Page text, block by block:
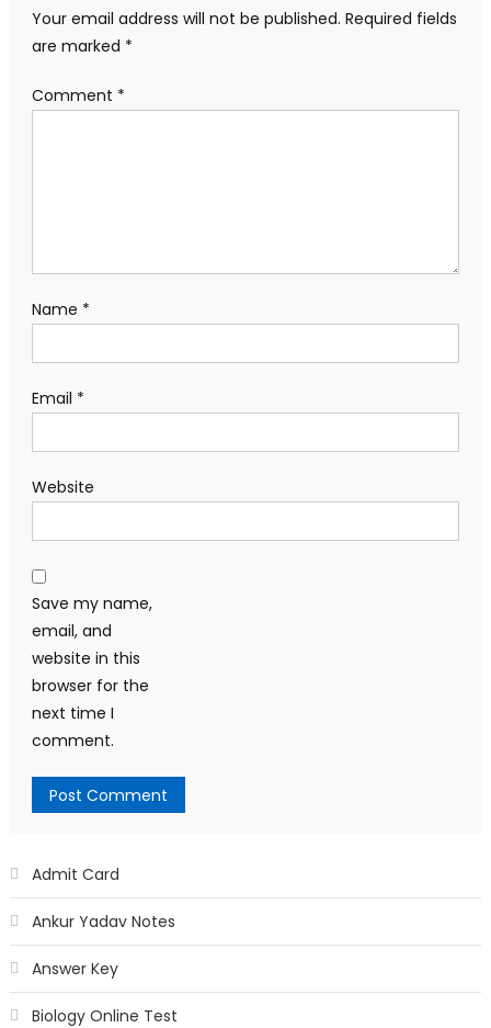
Your email address will not be published. Required fields
are marked *
Comment *
Name *
Email *
Website
Save my name,
email, and
website in this
browser for the
next time I
comment.
Admit Card
Ankur Yadav Notes
Answer Key
Biology Online Test